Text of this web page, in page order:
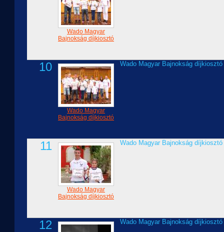
Wado Magyar
Bajnokság díjkiosztó
10
Wado Magyar
Bajnokság díjkiosztó
Wado Magyar Bajnokság díjkiosztó
11
Wado Magyar
Bajnokság díjkiosztó
Wado Magyar Bajnokság díjkiosztó
12 Wado Magyar Bajnokság díjkiosztó